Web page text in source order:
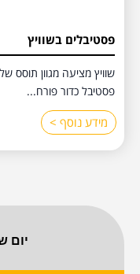
פסטיבלים בשוויץ
שוויץ מציעה מגוון תוסס
פסטיבל כדור פורח...
מידע נוסף >